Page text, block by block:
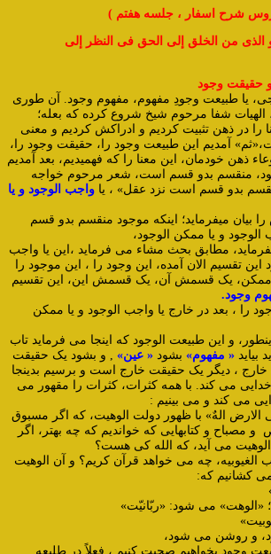
شرح اسفار ، جلسه هفتم )
الذی من الخلق إلى الحق فی النظر إلى
حقیقت وجود
یا طبیعت وجودِ مفهوم، مفهوم وجود. آن طوری
الهیات شفا مرحوم شیخ شروع کرده که بعله؛
را در ذهن تثبیت کردیم و ادراکش کردیم و معنی
آمدیم این طبیعت وجود را، حقیقت وجود را،
ذهن خودمان، این معنا را که فهمیدیم، بعد آمدیم
منقسم بدو قسم است، شعر مرحوم خواجه
بدو قسم است نزد عقل» ، یا واجب الوجود و یا
بیان میفرماید؛ اینکه موجود منقسم بدو قسم
و یا ممکن الوجود،
مطابق بحث مشاء می فرماید ،این یا واجب
این تقسیم الان آمده، این وجود را ، این موجود را
ممکن، یک قسمش آن، یک قسمش این، این تقسیم
وجود.
را ، بعد در خارج یا واجب الوجود و یا ممکن
و این طبیعت الوجود که اینجا می فرماید تاب
بیاید « مفهوم» بشود « عین»
, و بشود یک حقیقت
، دیگر یک حقیقت خارج است و برسیم بدینجا
می کند. با همه کثرات، کثرات را مقهور می
می کند و می بینیم :
الارض الهٌ» با ظهور دولت الوهیت، که اگر مسبوق
مصباح و کتابهایی که خواندیم که چه بهتر، اگر
می آید، که الله کی هست؟
الغیوبیه، چه می خواهد قرآن کریم؟ و آن الوهیت
کشانیم که:
«الوهت» می شود: «ربّانیّت»
و روشن می شود،
وجود بخواهیم صحبت کنیم ، فعلاً در طلیعه